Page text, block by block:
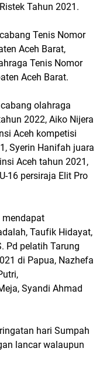
Tahun 2021.
Tenis Nomor
Aceh Barat,
Tenis Nomor
Aceh Barat.
olahraga
2022, Aiko Nijera
Aceh kompetisi
Syerin Hanifah juara
Aceh tahun 2021,
16 persiraja Elit Pro
mendapat
Taufik Hidayat,
Pd pelatih Tarung
di Papua, Nazhefa
Syandi Ahmad
hari Sumpah
lancar walaupun